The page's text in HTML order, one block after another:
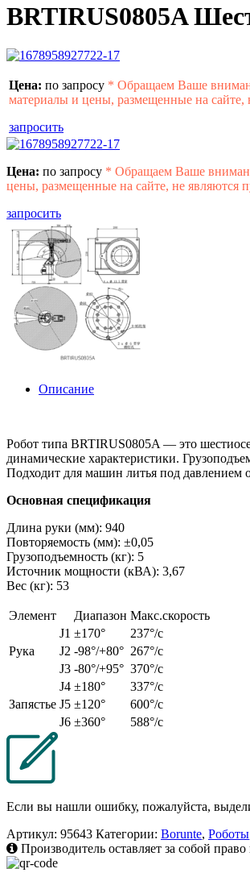
BRTIRUS0805A
Цена: по запросу * Обращаем Ваше
материалы и цены, размещенные на сайте,
запросить
Цена: по запросу * Обращаем Ваше
цены, размещенные на сайте, не являются
запросить
Описание
Робот типа BRTIRUS0805A — это
динамические характеристики.
Подходит для машин литья под давлением
Основная спецификация
Длина руки (мм): 940
Повторяемость (мм): ±0,05
Грузоподъемность (кг): 5
Источник мощности (кВА): 3,67
Вес (кг): 53
Элемент Диапазон Макс.скорость
Рука
J1 ±170°
237°/с
J2 -98°/+80° 267°/с
J3 -80°/+95° 370°/с
Запястье
J4 ±180°
337°/с
J5 ±120°
600°/с
J6 ±360° 588°/с
Если вы нашли ошибку, пожалуйста,
Артикул: 95643 Категории: Borunte, Роботы
Производитель оставляет за собой